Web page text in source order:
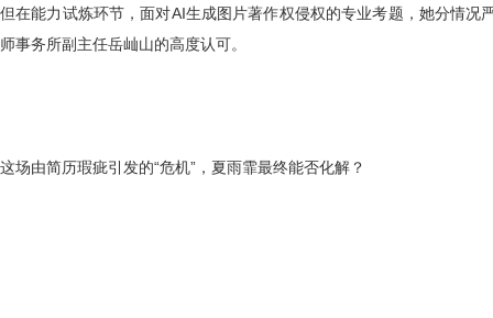
但在能力试炼环节，面对AI生成图片著作权侵权的专业考题，她分情况
师事务所副主任岳屾山的高度认可。
这场由简历瑕疵引发的“危机”，夏雨霏最终能否化解？